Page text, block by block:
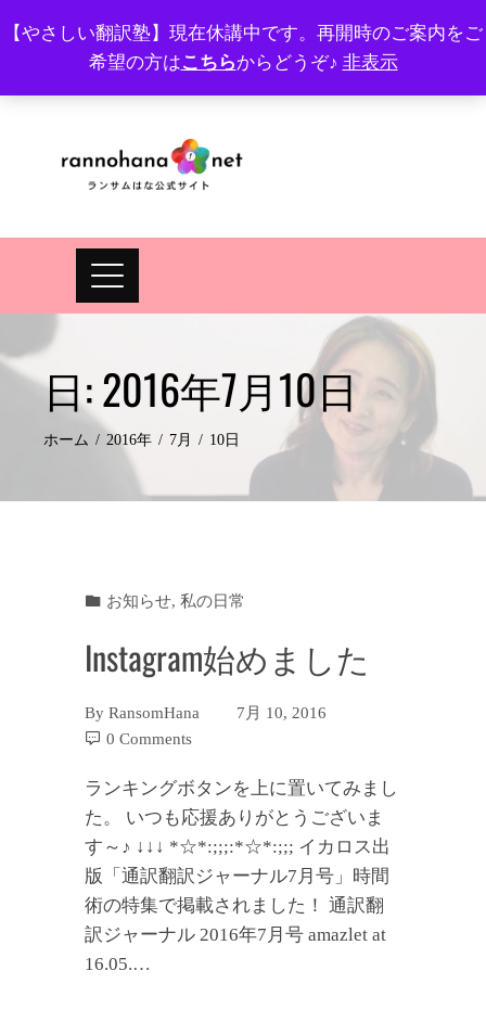
【やさしい翻訳塾】現在休講中です。再開時のご案内をご
希望の方はこちらからどうぞ♪ 非表示
プロフィール FAQ Site map JA EN
日:2016年7月10日
ホーム 2016年 7月 10日
お知らせ,私の日常
Instagram始めました
ByRansomHana
7月 10, 2016
0 Comments
ランキングボタンを上に置いてみまし
た。 いつも応援ありがとうございま
す～♪ ↓↓↓ *☆*:;;;:*☆*:;;; イカロス出
版「通訳翻訳ジャーナル7月号」時間
術の特集で掲載されました！ 通訳翻
訳ジャーナル 2016年7月号 amazlet at
16.05.…